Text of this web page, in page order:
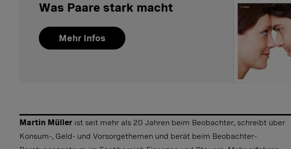
Was Paare stark macht
Mehr Infos
Martin Müller ist seit mehr als 20 Jahren beim Beobachter, schreibt über
Konsum-, Geld- und Vorsorgethemen und berät beim Beobachter-